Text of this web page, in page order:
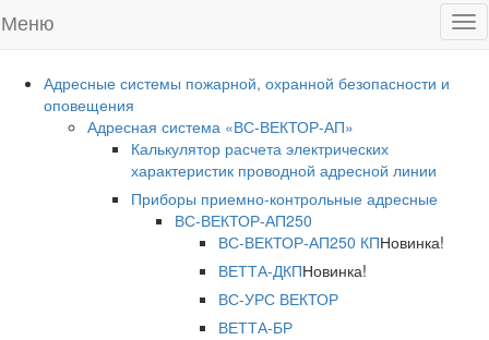
Меню
Адресные системы пожарной, охранной безопасности и
оповещения
Адресная система «ВС-ВЕКТОР-АП»
Калькулятор расчета электрических
характеристик проводной адресной линии
Приборы приемно-контрольные адресные
ВС-ВЕКТОР-АП250
ВС-ВЕКТОР-АП250 КПНовинка!
ВЕТТА-ДКПНовинка!
ВС-УРС ВЕКТОР
ВЕТТА-БР